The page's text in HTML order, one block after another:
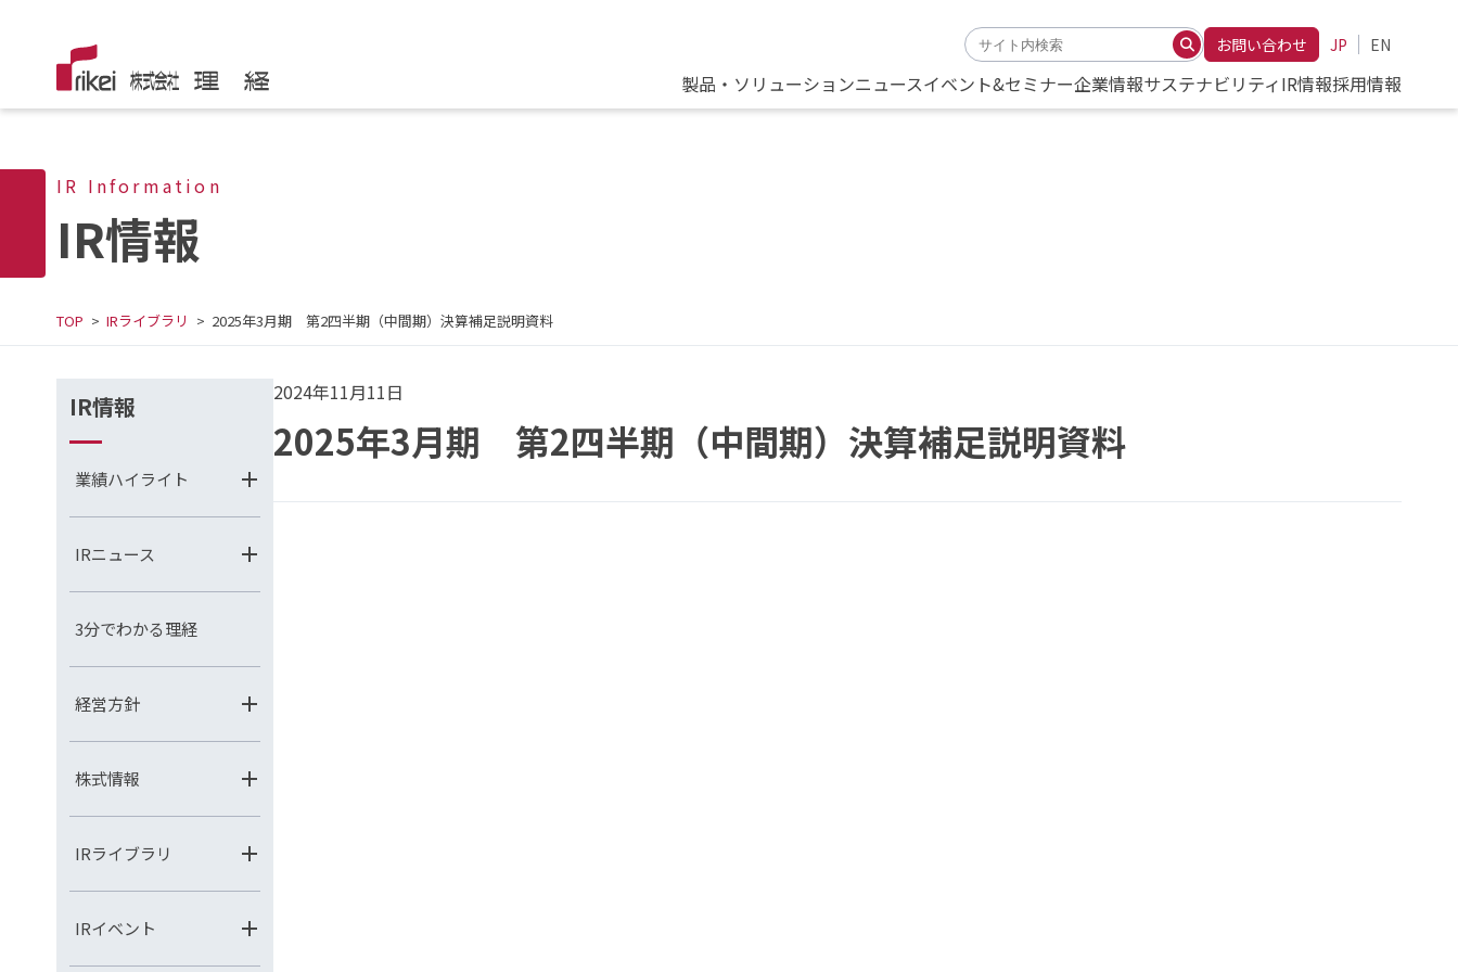
お問い合わせ JP EN
製品・ソリューションニュースイベント&セミナー企業情報サステナビリティIR情報採用情報
IR Information
IR情報
TOP IRライブラリ 2025年3月期 第2四半期（中間期）決算補足説明資料
IR情報
業績ハイライト
IRニュース
3分でわかる理経
経営方針
株式情報
IRライブラリ
IRイベント
2024年11月11日
2025年3月期 第2四半期（中間期）決算補足説明資料